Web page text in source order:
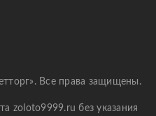
Все права защищены.
zoloto9999.ru без указания